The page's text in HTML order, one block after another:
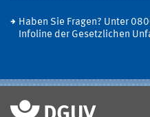
Haben Sie Fragen? Unter
Infoline der Gesetzlichen